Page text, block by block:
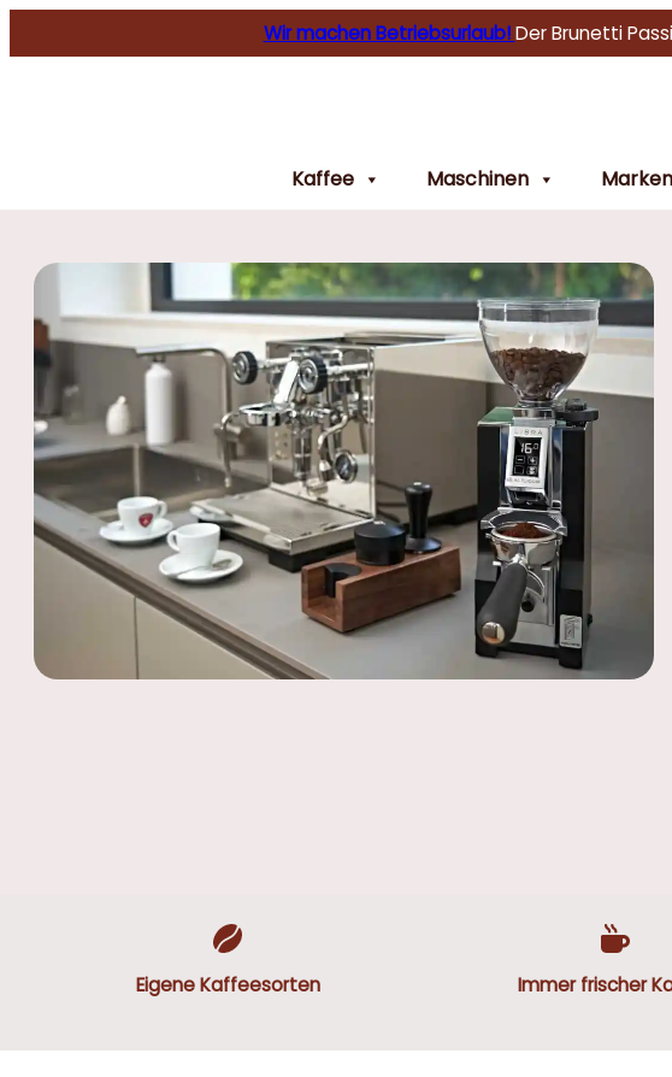
Wir machen Betriebsurlaub!Der Brunetti
Kaffee Maschinen Marken
Eigene Kaffeesorten Immer frischer